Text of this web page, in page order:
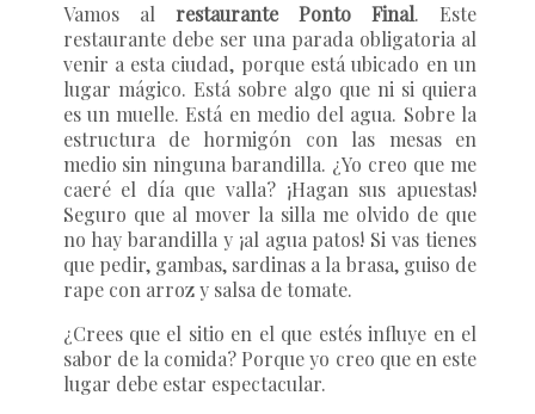
Vamos al restaurante Ponto Final. Este
restaurante debe ser una parada obligatoria al
venir a esta ciudad, porque está ubicado en un
lugar mágico. Está sobre algo que ni si quiera
es un muelle. Está en medio del agua. Sobre la
estructura de hormigón con las mesas en
medio sin ninguna barandilla. ¿Yo creo que me
caeré el día que valla? ¡Hagan sus apuestas!
Seguro que al mover la silla me olvido de que
no hay barandilla y ¡al agua patos! Si vas tienes
que pedir, gambas, sardinas a la brasa, guiso de
rape con arroz y salsa de tomate.
¿Crees que el sitio en el que estés influye en el
sabor de la comida? Porque yo creo que en este
lugar debe estar espectacular.